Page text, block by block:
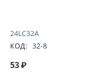
24LC32A
КОД: 32-8
53₽